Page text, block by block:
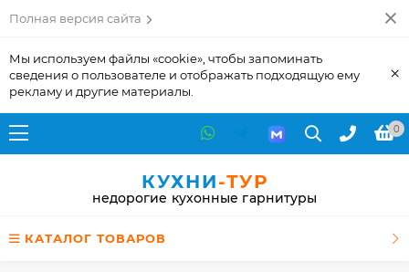
Полная версия сайта
Мы используем файлы «cookie», чтобы запоминать
сведения о пользователе и отображать подходящую ему
рекламу и другие материалы.
×
0
КУХНИ-ТУР
недорогие кухонные гарнитуры
КАТАЛОГ ТОВАРОВ